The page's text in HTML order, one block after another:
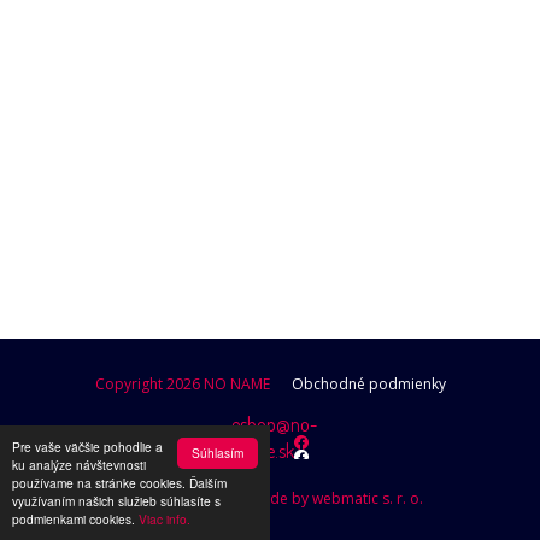
Súhlasím
Pre vaše väčšie pohodlie a
ku analýze návštevnosti
používame na stránke cookies. Ďalším
využívaním našich služieb súhlasíte s
podmienkami cookies. Viac info.
Copyright 2026 NO NAME Obchodné podmienky
eshop@no-
name.sk
Design by Brutusik, Code by webmatic s. r. o.